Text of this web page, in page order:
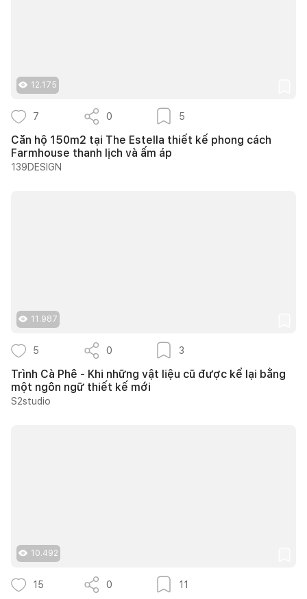
12.175
7 0 5
Căn hộ 150m2 tại The Estella thiết kế phong cách
Farmhouse thanh lịch và ấm áp
139DESIGN
11.987
5 0 3
Trình Cà Phê - Khi những vật liệu cũ được kể lại bằng
một ngôn ngữ thiết kế mới
S2studio
10.492
15 0 11